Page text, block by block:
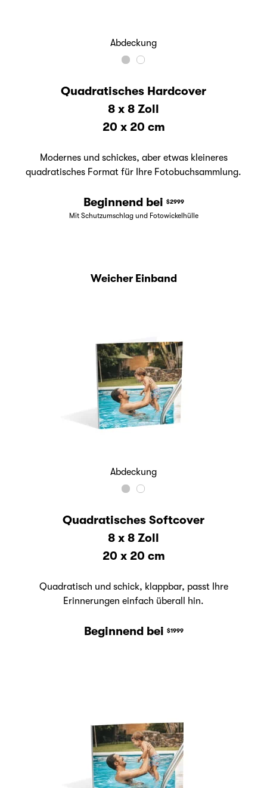
Abdeckung
Quadratisches Hardcover
8 x 8 Zoll
20 x 20 cm
Modernes und schickes, aber etwas kleineres
quadratisches Format für Ihre Fotobuchsammlung.
Beginnend bei $2999
Mit Schutzumschlag und Fotowickelhülle
Weicher Einband
Abdeckung
Quadratisches Softcover
8 x 8 Zoll
20 x 20 cm
Quadratisch und schick, klappbar, passt Ihre
Erinnerungen einfach überall hin.
Beginnend bei $1999